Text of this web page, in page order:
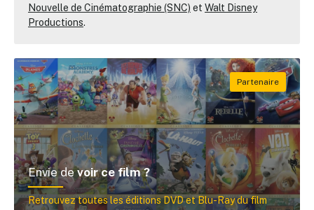
Nouvelle de Cinématographie (SNC) et Walt Disney
Productions.
Envie devoir ce film ?
Retrouvez toutes les éditions DVD et Blu-Ray du film